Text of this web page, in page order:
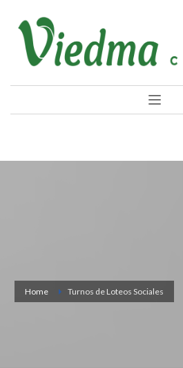
Home Turnos de Loteos Sociales